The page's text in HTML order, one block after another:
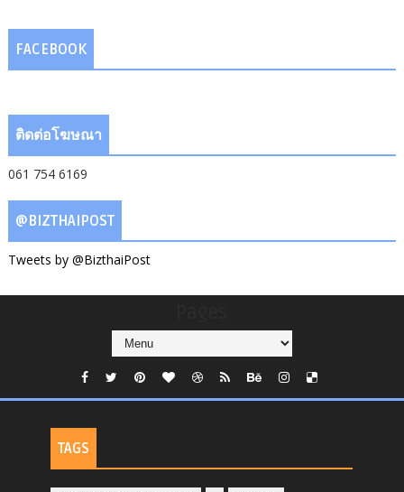
FACEBOOK
ติดต่อโฆษณา
061 754 6169
@BIZTHAIPOST
Tweets by @BizthaiPost
TAGS